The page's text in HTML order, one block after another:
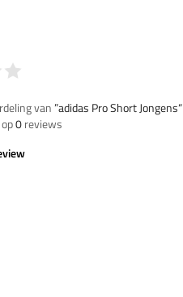
van”adidas Pro Short Jongens“
0reviews